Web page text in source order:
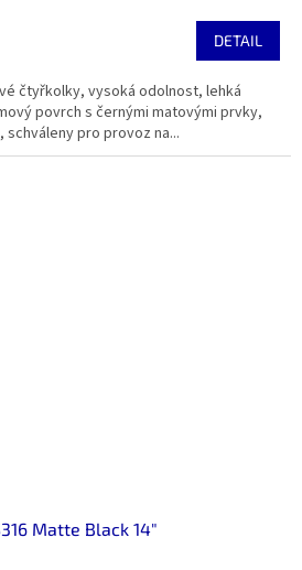
DETAIL
čtyřkolky, vysoká odolnost, lehká
povrch s černými matovými prvky,
pro provoz na...
Matte Black 14"